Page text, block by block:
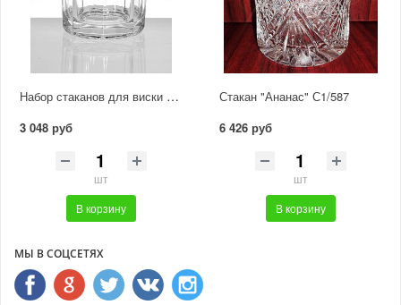
Набор стаканов для виски "Граненый" С464
3 048 руб
шт
В корзину
Стакан "Ананас" С1/587
6 426 руб
шт
В корзину
МЫ В СОЦСЕТЯХ